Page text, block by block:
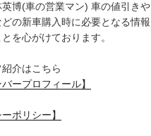
博(車の営業マン) 車の値引きや
の新車購入時に必要となる情報
を心がけております。
介はこちら
バープロフィール】
ポリシー】